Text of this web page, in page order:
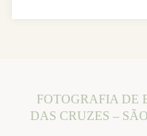
FOTOGRAFIA DE
DAS CRUZES –